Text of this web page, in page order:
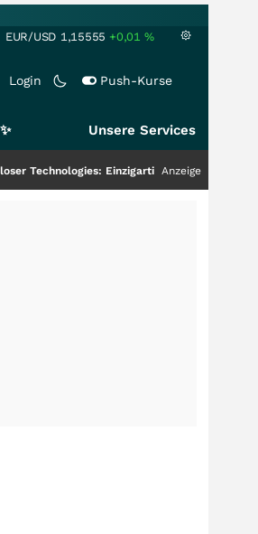
EUR/USD 1,15555 +0,01 %
Login Push-Kurse
Unsere Services
Einzigartige Leistung zieht die Top-
Anzeige